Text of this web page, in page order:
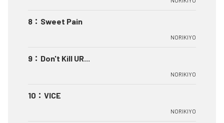
8 ： Sweet Pain
NORIKIYO
9 ： Don't Kill UR...
NORIKIYO
10 ： VICE
NORIKIYO